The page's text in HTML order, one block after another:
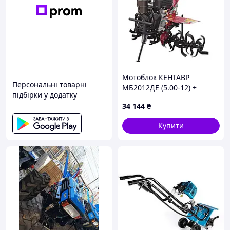
🛡️Безпека — перш за все
Honda JT-2800 маєзахисний кожух над фрезами, який
унеможливлює виліт ґрунту, камінців чи інших твердих
об’єктів у бік оператора. Крім того, реалізованосистему
Персональні товарні
підбірки у додатку
Мотоблок КЕНТАВР
МБ2012ДЕ (5.00-12) +
34 144 ₴
Купити